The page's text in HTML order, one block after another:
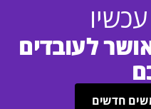
לעובדים
חדשים